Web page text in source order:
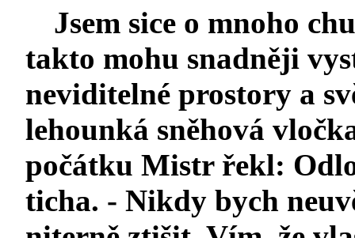
Jsem sice o mnoho
takto mohu snadněji
neviditelné prostory a
lehounká sněhová
počátku Mistr řekl:
ticha. - Nikdy bych